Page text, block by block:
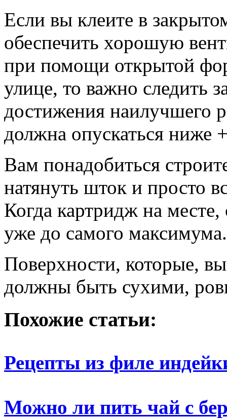
Если вы клеите в
обеспечить хорошую
при помощи открытой
улице, то важно следить
достижения наилучшего
должна опускаться ниже
Вам понадобиться
натянуть шток и просто
Когда картридж на месте,
уже до самого максимума.
Поверхности, которые, вы
должны быть сухими,
Похожие статьи:
Рецепты из филе
Можно ли пить чай с